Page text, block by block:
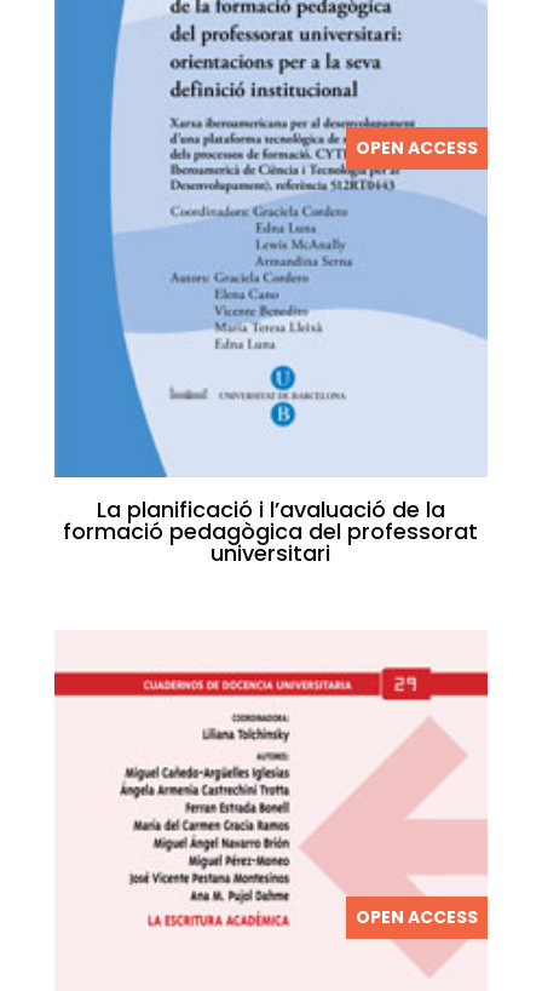
OPEN ACCESS
La planificació i l’avaluació de la
formació pedagògica del professorat
universitari
OPEN ACCESS